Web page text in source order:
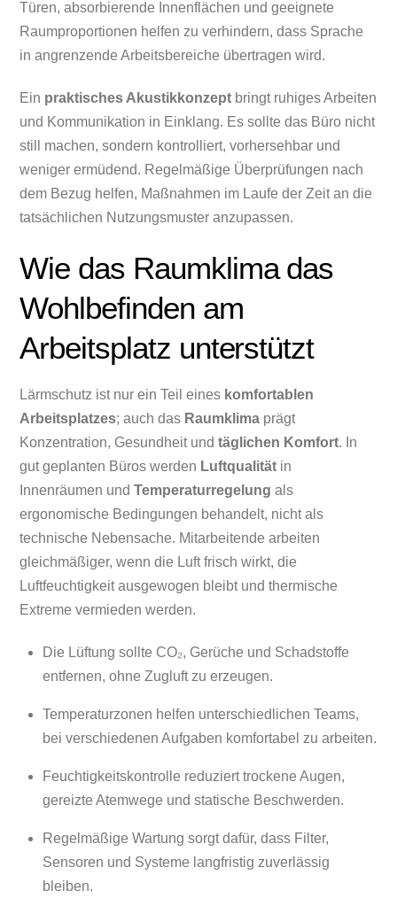
Türen, absorbierende Innenflächen und geeignete
Raumproportionen helfen zu verhindern, dass Sprache
in angrenzende Arbeitsbereiche übertragen wird.
Ein praktisches Akustikkonzept bringt ruhiges Arbeiten
und Kommunikation in Einklang. Es sollte das Büro nicht
still machen, sondern kontrolliert, vorhersehbar und
weniger ermüdend. Regelmäßige Überprüfungen nach
dem Bezug helfen, Maßnahmen im Laufe der Zeit an die
tatsächlichen Nutzungsmuster anzupassen.
Wie das Raumklima das
Wohlbefinden am
Arbeitsplatz unterstützt
Lärmschutz ist nur ein Teil eines komfortablen
Arbeitsplatzes; auch das Raumklima prägt
Konzentration, Gesundheit undtäglichen Komfort. In
gut geplanten Büros werden Luftqualität in
Innenräumen undTemperaturregelung als
ergonomische Bedingungen behandelt, nicht als
technische Nebensache. Mitarbeitende arbeiten
gleichmäßiger, wenn die Luft frisch wirkt, die
Luftfeuchtigkeit ausgewogen bleibt und thermische
Extreme vermieden werden.
Die Lüftung sollte CO₂, Gerüche und Schadstoffe
entfernen, ohne Zugluft zu erzeugen.
Temperaturzonen helfen unterschiedlichen Teams,
bei verschiedenen Aufgaben komfortabel zu arbeiten.
Feuchtigkeitskontrolle reduziert trockene Augen,
gereizte Atemwege und statische Beschwerden.
Regelmäßige Wartung sorgt dafür, dass Filter,
Sensoren und Systeme langfristig zuverlässig
bleiben.